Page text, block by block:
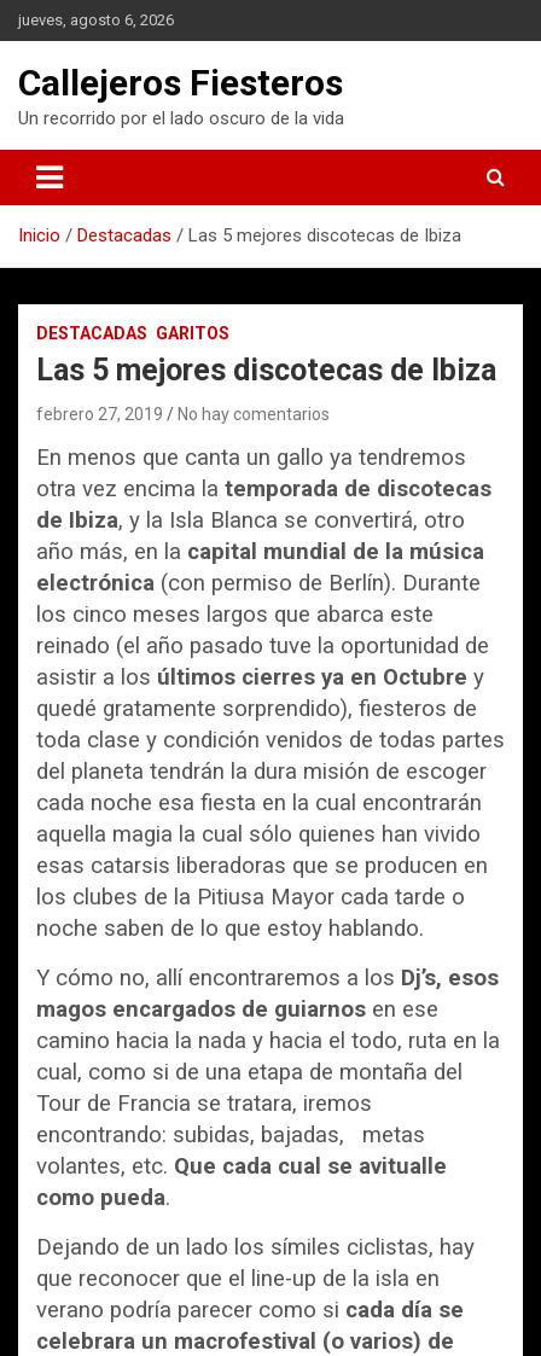
a
n
jueves, agosto 6, 2026
Callejeros Fiesteros
Un recorrido por el lado oscuro de la vida
Inicio Destacadas Las 5 mejores discotecas de Ibiza
DESTACADAS GARITOS
Las 5 mejores discotecas de Ibiza
febrero 27, 2019 No hay comentarios
En menos que canta un gallo ya tendremos
otra vez encima la temporada de discotecas
de Ibiza, y la Isla Blanca se convertirá, otro
año más, en la capital mundial de la música
electrónica (con permiso de Berlín). Durante
los cinco meses largos que abarca este
reinado (el año pasado tuve la oportunidad de
asistir a los últimos cierres ya en Octubre y
quedé gratamente sorprendido), fiesteros de
toda clase y condición venidos de todas partes
del planeta tendrán la dura misión de escoger
cada noche esa fiesta en la cual encontrarán
aquella magia la cual sólo quienes han vivido
esas catarsis liberadoras que se producen en
los clubes de la Pitiusa Mayor cada tarde o
noche saben de lo que estoy hablando.
Y cómo no, allí encontraremos a los Dj’s, esos
magos encargados de guiarnos en ese
camino hacia la nada y hacia el todo, ruta en la
cual, como si de una etapa de montaña del
Tour de Francia se tratara, iremos
encontrando: subidas, bajadas, metas
volantes, etc. Que cada cual se avitualle
como pueda.
Dejando de un lado los símiles ciclistas, hay
que reconocer que el line-up de la isla en
verano podría parecer como si cada día se
celebrara un macrofestival (o varios) de